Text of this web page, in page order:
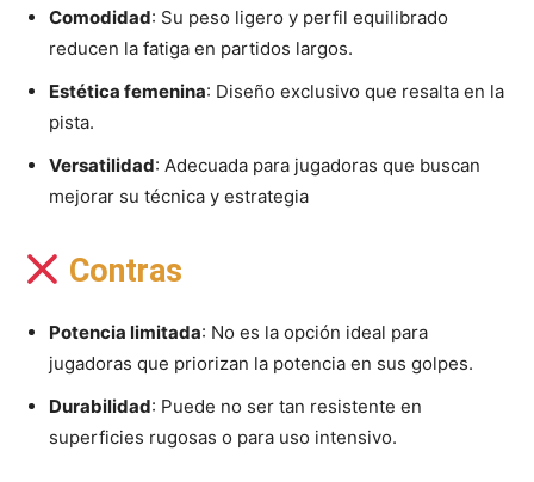
Comodidad: Su peso ligero y perfil equilibrado
reducen la fatiga en partidos largos.
Estética femenina: Diseño exclusivo que resalta en la
pista.
Versatilidad: Adecuada para jugadoras que buscan
mejorar su técnica y estrategia
Contras
Potencia limitada: No es la opción ideal para
jugadoras que priorizan la potencia en sus golpes.
Durabilidad: Puede no ser tan resistente en
superficies rugosas o para uso intensivo.